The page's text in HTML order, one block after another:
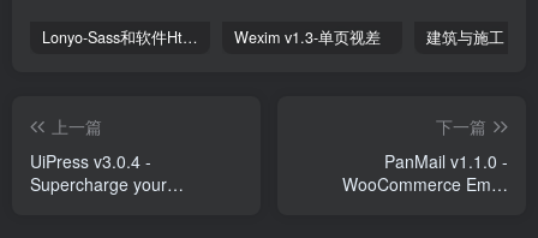
Lonyo-Sass和软件Html模板 Wexim v1.3-单页视差
上一篇
UiPress v3.0.4 -
Supercharge your
下一篇
PanMail v1.1.0 -
WooCommerce Email